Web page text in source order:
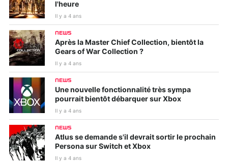
l'heure
Il y a 4 ans
NEWS
Après la Master Chief Collection, bientôt la
Gears of War Collection ?
Il y a 4 ans
NEWS
Une nouvelle fonctionnalité très sympa
pourrait bientôt débarquer sur Xbox
Il y a 4 ans
NEWS
Atlus se demande s'il devrait sortir le prochain
Persona sur Switch et Xbox
Il y a 4 ans